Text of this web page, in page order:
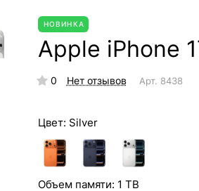
НОВИНКА
Apple iPhone
0 Нет отзывов Арт. 8438
Цвет: Silver
Объем памяти: 1 TB